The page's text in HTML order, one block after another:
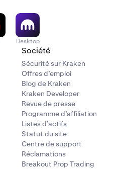
Desktop
Société
Sécurité sur Kraken
Offres d’emploi
Blog de Kraken
Kraken Developer
Revue de presse
Programme d’affiliation
Listes d’actifs
Statut du site
Centre de support
Réclamations
Breakout Prop Trading